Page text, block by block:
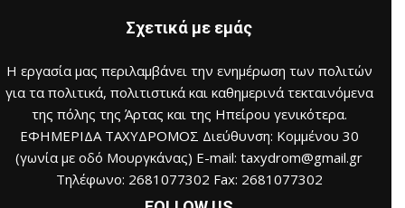
Σχετικά με εμάς
Η εργασία μας περιλαμβάνει την ενημέρωση των πολιτών
για τα πολιτικά, πολιτιστικά και καθημερινά τεκταινόμενα
της πόλης της Άρτας και της Ηπείρου γενικότερα.
ΕΦΗΜΕΡΙΔΑ ΤΑΧΥΔΡΟΜΟΣ Διεύθυνση: Κομμένου 30
(γωνία με οδό Μουργκάνας) E-mail: taxydrom@gmail.gr
Τηλέφωνο: 2681077302 Fax: 2681077302